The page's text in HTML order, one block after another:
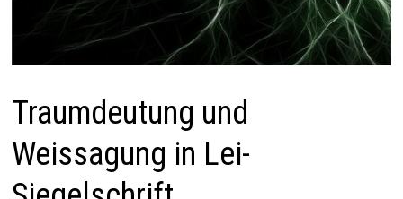
Traumdeutung und
Weissagung in Lei-